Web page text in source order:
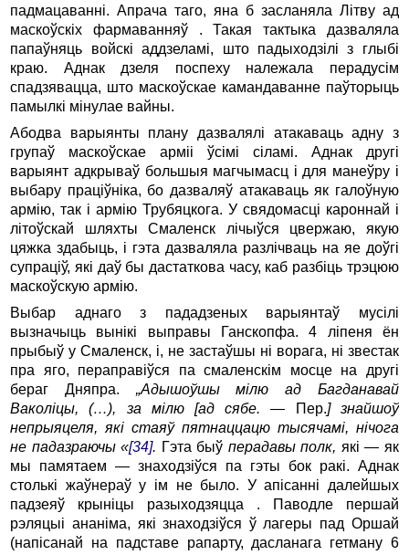
падмацаванні. Апрача таго, яна б засланяла Літву ад
маскоўскіх фармаванняў . Такая тактыка дазваляла
папаўняць войскі аддзеламі, што падыходзілі з глыбі
краю. Аднак дзеля поспеху належала перадусім
спадзявацца, што маскоўскае камандаванне паўторыць
памылкі мінулае вайны.
Абодва варыянты плану дазвалялі атакаваць адну з
групаў маскоўскае арміі ўсімі сіламі. Аднак другі
варыянт адкрываў большыя магчымасц і для манеўру і
выбару праціўніка, бо дазваляў атакаваць як галоўную
армію, так і армію Трубяцкога. У свядомасці кароннай і
літоўскай шляхты Смаленск лічыўся цвержаю, якую
цяжка здабыць, і гэта дазваляла разлічваць на яе доўгі
супраціў, які даў бы дастаткова часу, каб разбіць трэцюю
маскоўскую армію.
Выбар аднаго з пададзеных варыянтаў мусілі
вызначыць вынікі выправы Ганскопфа. 4 ліпеня ён
прыбыў у Смаленск, і, не застаўшы ні ворага, ні звестак
пра яго, пераправіўся па смаленскім мосце на другі
бераг Дняпра. „Адышоўшы мілю ад Багданавай
Ваколіцы, (…), за мілю [ад сябе. —
Пер.] знайшоў
непрыяцеля, які стаяў пятнаццацю тысячамі, нічога
не падазраючы «[34]. Гэта быў перадавы полк, які — як
мы памятаем — знаходзіўся па гэты бок ракі. Аднак
столькі жаўнераў у ім не было. У апісанні далейшых
падзеяў крыніцы разыходзяцца . Паводле першай
рэляцыі ананіма, які знаходзіўся ў лагеры пад Оршай
(напісанай на падставе рапарту, дасланага гетману 6